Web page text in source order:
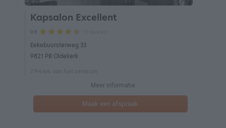
Kapsalon Excellent
9.5
Eekebuursterweg 33
9821 PB Oldekerk
Meer informatie
Maak een afspraak